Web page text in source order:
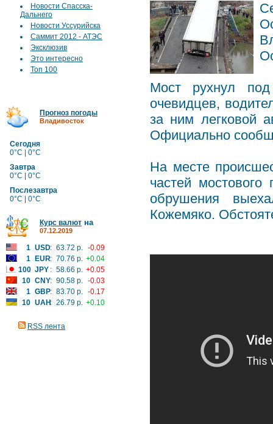
Новости Спасска-
Дальнего
Новости Уссурийска
Саммит 2012 - АТЭС
Эксклюзив
Это интересно
Топ 100
Прогноз погоды
Владивосток
Сегодня
0°C | 0°C
Завтра
0°C | 0°C
Послезавтра
0°C | 0°C
Курс валют на
07.12.2019
1 USD: 63.72 р. -0.09
1
EUR: 70.76 р. +0.04
100 JPY : 58.66 р. +0.05
10 CNY: 90.58 р. -0.03
1 GBP: 83.70 р. -0.17
10 UAH: 26.79 р. +0.10
RSS лента
Мост рухнул
очевидцев,
за ним легковой
Официально
На месте
частей
обрушения
Кожемяко.